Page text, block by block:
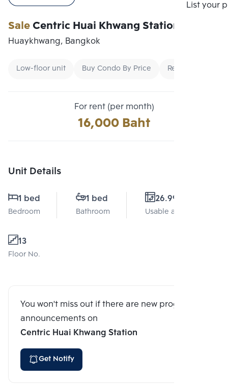
List your
SaleCentric Huai Khwang Station
Huaykhwang, Bangkok
Low-floor unit Buy Condo By Price Rent Second-
For rent (per month)
16,000 Baht
Unit Details
1 bed
Bedroom
1 bed
Bathroom
26.99 Sq.m.
Usable area
13
Floor No.
You won't miss out if there are new program
announcements on
Centric Huai Khwang Station
Get Notify